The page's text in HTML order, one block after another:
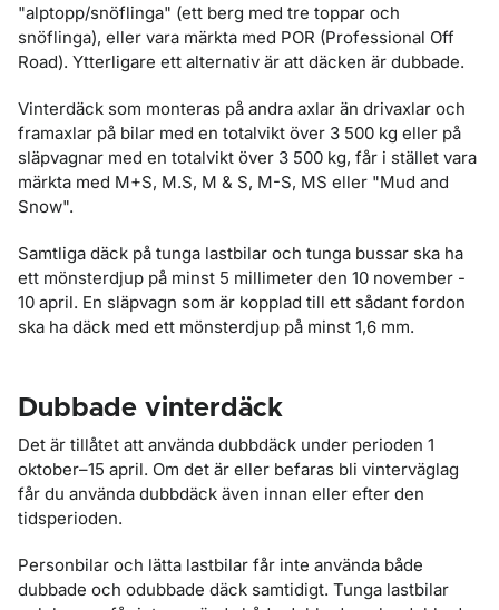
"alptopp/snöflinga" (ett berg med tre toppar och
snöflinga), eller vara märkta med POR (Professional Off
Road). Ytterligare ett alternativ är att däcken är dubbade.
Vinterdäck som monteras på andra axlar än drivaxlar och
framaxlar på bilar med en totalvikt över 3 500 kg eller på
släpvagnar med en totalvikt över 3 500 kg, får i stället vara
märkta med M+S, M.S, M & S, M-S, MS eller "Mud and
Snow".
Samtliga däck på tunga lastbilar och tunga bussar ska ha
ett mönsterdjup på minst 5 millimeter den 10 november -
10 april. En släpvagn som är kopplad till ett sådant fordon
ska ha däck med ett mönsterdjup på minst 1,6 mm.
Dubbade vinterdäck
Det är tillåtet att använda dubbdäck under perioden 1
oktober–15 april. Om det är eller befaras bli vinterväglag
får du använda dubbdäck även innan eller efter den
tidsperioden.
Personbilar och lätta lastbilar får inte använda både
dubbade och odubbade däck samtidigt. Tunga lastbilar